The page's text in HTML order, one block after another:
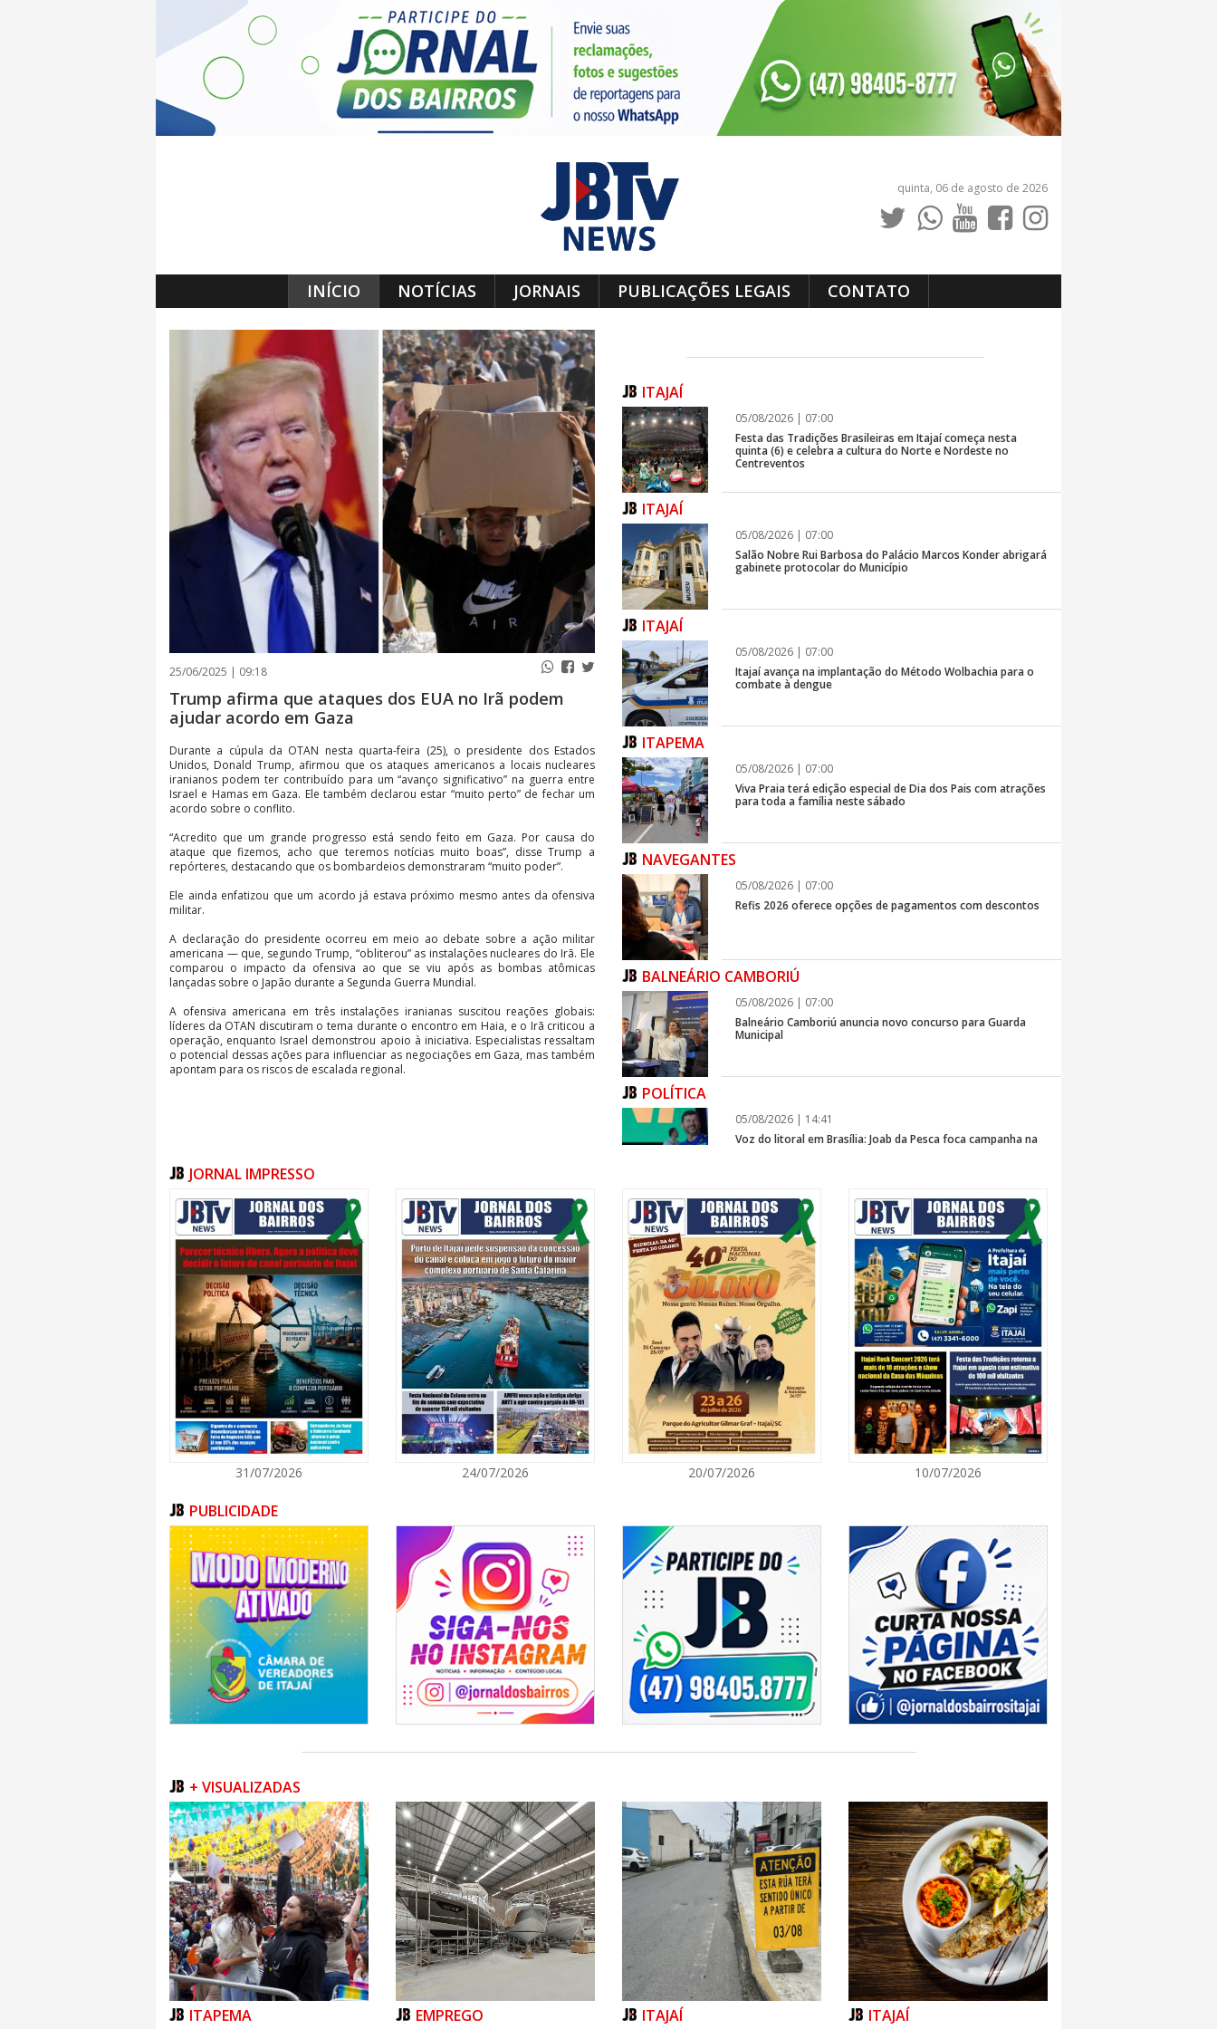
quinta, 06 de agosto de 2026
INÍCIO NOTÍCIAS JORNAIS PUBLICAÇÕES LEGAIS CONTATO
25/06/2025 | 09:18
Trump afirma que ataques dos EUA no Irã podem
ajudar acordo em Gaza
Durante a cúpula da OTAN nesta quarta-feira (25), o presidente dos Estados
Unidos, Donald Trump, afirmou que os ataques americanos a locais nucleares
iranianos podem ter contribuído para um “avanço significativo” na guerra entre
Israel e Hamas em Gaza. Ele também declarou estar “muito perto” de fechar um
acordo sobre o conflito.
“Acredito que um grande progresso está sendo feito em Gaza. Por causa do
ataque que fizemos, acho que teremos notícias muito boas”, disse Trump a
repórteres, destacando que os bombardeios demonstraram “muito poder”.
Ele ainda enfatizou que um acordo já estava próximo mesmo antes da ofensiva
militar.
A declaração do presidente ocorreu em meio ao debate sobre a ação militar
americana — que, segundo Trump, “obliterou” as instalações nucleares do Irã. Ele
comparou o impacto da ofensiva ao que se viu após as bombas atômicas
lançadas sobre o Japão durante a Segunda Guerra Mundial.
A ofensiva americana em três instalações iranianas suscitou reações globais:
líderes da OTAN discutiram o tema durante o encontro em Haia, e o Irã criticou a
operação, enquanto Israel demonstrou apoio à iniciativa. Especialistas ressaltam
o potencial dessas ações para influenciar as negociações em Gaza, mas também
apontam para os riscos de escalada regional.
ITAJAÍ
05/08/2026 | 07:00
Festa das Tradições Brasileiras em Itajaí começa nesta
quinta (6) e celebra a cultura do Norte e Nordeste no
Centreventos
ITAJAÍ
05/08/2026 | 07:00
Salão Nobre Rui Barbosa do Palácio Marcos Konder abrigará
gabinete protocolar do Município
ITAJAÍ
05/08/2026 | 07:00
Itajaí avança na implantação do Método Wolbachia para o
combate à dengue
ITAPEMA
05/08/2026 | 07:00
Viva Praia terá edição especial de Dia dos Pais com atrações
para toda a família neste sábado
NAVEGANTES
05/08/2026 | 07:00
Refis 2026 oferece opções de pagamentos com descontos
BALNEÁRIO CAMBORIÚ
05/08/2026 | 07:00
Balneário Camboriú anuncia novo concurso para Guarda
Municipal
POLÍTICA
05/08/2026 | 14:41
Voz do litoral em Brasília: Joab da Pesca foca campanha na
ITAPEMA
05/08/2026 | 07:00
Rede Municipal de Ensino inicia entrega de novos uniformes
para merendeiras
GERAL
05/08/2026 | 07:00
Sorveteria do Norte de SC expande e abre primeira unidade
em Florianópolis
GERAL
05/08/2026 | 07:00
energético
NAVEGANTES
05/08/2026 | 07:00
Curta-metragem navegantino estreia no Cineteatro
Carecão com debate sobre direitos da mulher
JORNAL IMPRESSO
31/07/2026 24/07/2026 20/07/2026 10/07/2026
PUBLICIDADE
+ VISUALIZADAS
ITAPEMA EMPREGO ITAJAÍ ITAJAÍ